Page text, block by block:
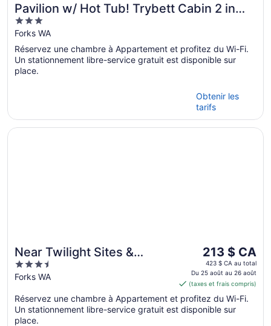
Pavilion w/ Hot Tub! Trybett Cabin 2 in
Forks
3
out
of
5
Forks WA
Réservez une chambre à Appartement et profitez du Wi-Fi.
Un stationnement libre-service gratuit est disponible sur
place.
Obtenir les
tarifs
Near Twilight Sites &
Scenic Hikes: Forks Apt
3.5
out
5
Forks WA
Le
prix
est
de 213 $ CA
par
nuit
213 $ CA
423 $ CA au total
Du 25 août au 26 août
(taxes et frais compris)
Réservez une chambre à Appartement et profitez du Wi-Fi.
Un stationnement libre-service gratuit est disponible sur
place.
S’ouvre dans une nouvelle fenêtre
Near Twilight Sites & Scenic Hikes: Forks Apt